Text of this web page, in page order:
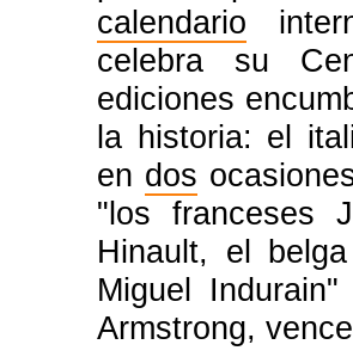
calendario
celebra su
ediciones
la historia: el
en dos
"los franceses
Hinault, el
Miguel
Armstrong,